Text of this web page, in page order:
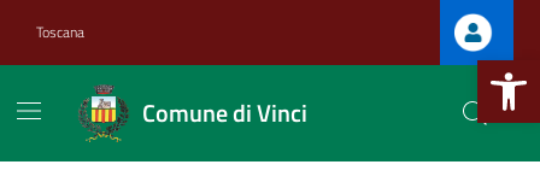
Apri la
Toscana
Comune di Vinci